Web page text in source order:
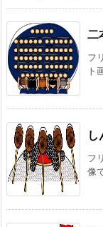
二
フ
ト
し
フ
像